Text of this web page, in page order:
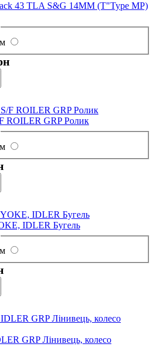
43 TLA S&G 14MM (T"Type MP)
ROILER GRP Ролик
IDLER Бугель
GRP Лінивець, колесо